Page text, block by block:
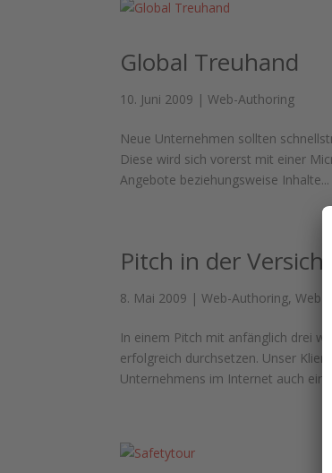
Global Treuhand
10. Juni 2009 |Web-Authoring
Neue Unternehmen sollten
Diese wird sich vorerst mit einer
Angebote beziehungsweise Inhalte...
Pitch in der
8. Mai 2009 |Web-Authoring,Web-
In einem Pitch mit anfänglich drei
erfolgreich durchsetzen. Unser
Unternehmens im Internet auch